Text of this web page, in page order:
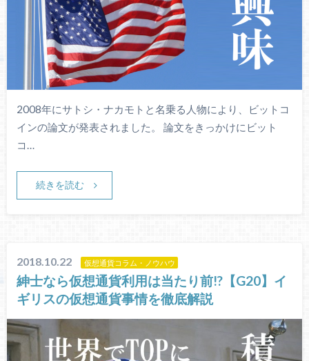
2008年にサトシ・ナカモトと名乗る人物により、ビットコ
インの論文が発表されました。 論文をきっかけにビット
コ…
続きを読む
2018.10.22 仮想通貨コラム・ノウハウ
紳士なら仮想通貨利用は当たり前!?【G20】イ
ギリスの仮想通貨事情を徹底解説